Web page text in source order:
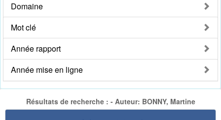
Domaine
Mot clé
Année rapport
Année mise en ligne
Résultats de recherche : - Auteur: BONNY, Martine